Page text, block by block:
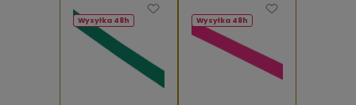
Wysyłka 48h Wysyłka 48h